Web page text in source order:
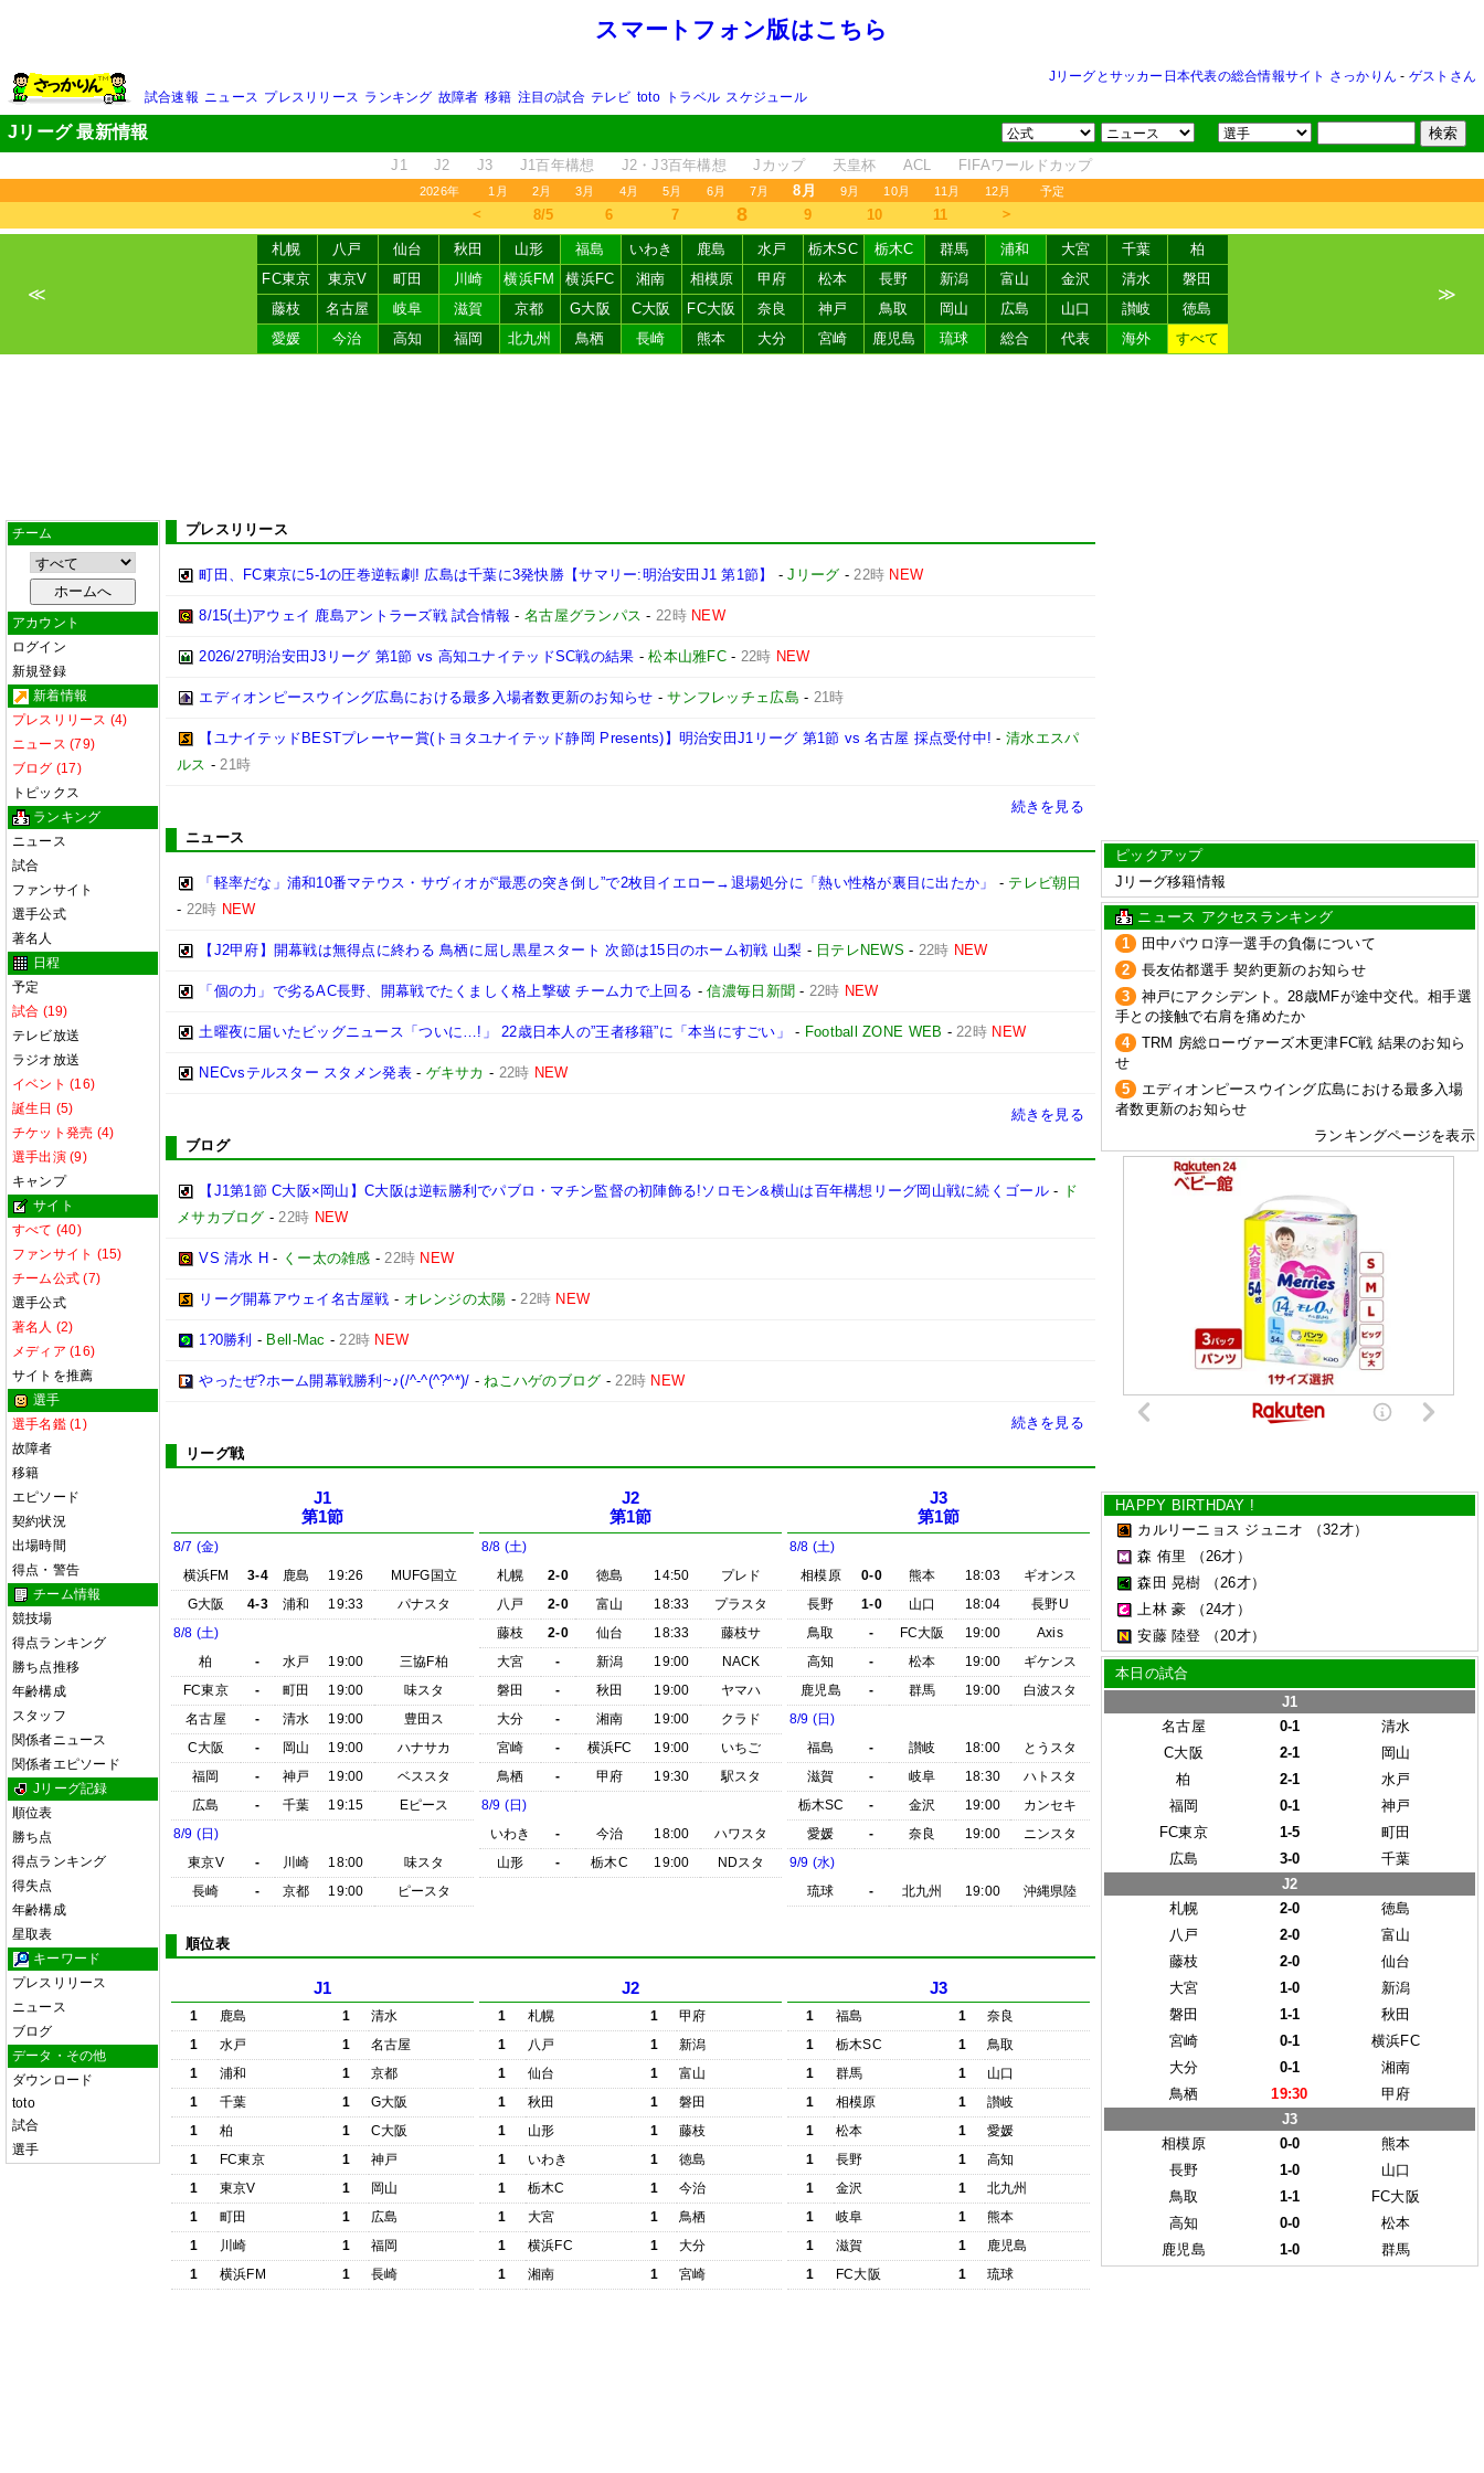
スマートフォン版はこちら
Jリーグとサッカー日本代表の総合情報サイト さっかりん - ゲストさん
試合速報 ニュース プレスリリース ランキング 故障者 移籍 注目の試合 テレビ toto トラベル スケジュール
Jリーグ 最新情報
J1 J2 J3 J1百年構想 J2・J3百年構想 Jカップ 天皇杯 ACL FIFAワールドカップ
2026年 1月 2月 3月 4月 5月 6月 7月 8月 9月 10月 11月 12月 予定
＜ 8/5 6 7 8 9 10 11 ＞
≪
札幌 八戸 仙台 秋田 山形 福島 いわき 鹿島 水戸 栃木SC 栃木C 群馬 浦和 大宮 千葉
柏
FC東京
東京V 町田 川崎 横浜FM 横浜FC 湘南 相模原 甲府 松本 長野 新潟 富山 金沢 清水
磐田
藤枝
名古屋 岐阜 滋賀 京都 G大阪 C大阪 FC大阪 奈良 神戸 鳥取 岡山 広島 山口 讃岐
徳島
愛媛
今治 高知 福岡 北九州 鳥栖 長崎 熊本 大分 宮崎 鹿児島 琉球 総合 代表 海外 すべて
≫
チーム
アカウント
ログイン
新規登録
新着情報
プレスリリース (4)
ニュース (79)
ブログ (17)
トピックス
ランキング
ニュース
試合
ファンサイト
選手公式
著名人
日程
予定
試合 (19)
テレビ放送
ラジオ放送
イベント (16)
誕生日 (5)
チケット発売 (4)
選手出演 (9)
キャンプ
サイト
すべて (40)
ファンサイト (15)
チーム公式 (7)
選手公式
著名人 (2)
メディア (16)
サイトを推薦
選手
選手名鑑 (1)
故障者
移籍
エピソード
契約状況
出場時間
得点・警告
チーム情報
競技場
得点ランキング
勝ち点推移
年齢構成
スタッフ
関係者ニュース
関係者エピソード
Jリーグ記録
順位表
勝ち点
得点ランキング
得失点
年齢構成
星取表
キーワード
プレスリリース
ニュース
ブログ
データ・その他
ダウンロード
toto
試合
選手
プレスリリース
町田、FC東京に5-1の圧巻逆転劇! 広島は千葉に3発快勝【サマリー:明治安田J1 第1節】 -Jリーグ -22時 NEW
8/15(土)アウェイ 鹿島アントラーズ戦 試合情報 -名古屋グランパス - 22時 NEW
2026/27明治安田J3リーグ 第1節 vs 高知ユナイテッドSC戦の結果 -松本山雅FC- 22時 NEW
エディオンピースウイング広島における最多入場者数更新のお知らせ -サンフレッチェ広島 - 21時
【ユナイテッドBESTプレーヤー賞(トヨタユナイテッド静岡 Presents)】明治安田J1リーグ 第1節 vs 名古屋 採点受付中! - 清水エスパ
ルス -21時
続きを見る
ニュース
「軽率だな」浦和10番マテウス・サヴィオが“最悪の突き倒し”で2枚目イエロー→退場処分に「熱い性格が裏目に出たか」 - テレビ朝日
- 22時 NEW
【J2甲府】開幕戦は無得点に終わる 鳥栖に屈し黒星スタート 次節は15日のホーム初戦 山梨 - 日テレNEWS - 22時 NEW
「個の力」で劣るAC長野、開幕戦でたくましく格上撃破 チーム力で上回る -信濃毎日新聞 - 22時 NEW
土曜夜に届いたビッグニュース「ついに…!」 22歳日本人の”王者移籍”に「本当にすごい」 - Football ZONE WEB -22時 NEW
NECvsテルスター スタメン発表- ゲキサカ - 22時 NEW
続きを見る
ブログ
【J1第1節 C大阪×岡山】C大阪は逆転勝利でパブロ・マチン監督の初陣飾る!ソロモン&横山は百年構想リーグ岡山戦に続くゴール- ド
メサカブログ -22時 NEW
VS 清水 H - くー太の雑感 -22時 NEW
リーグ開幕アウェイ名古屋戦 - オレンジの太陽 -22時 NEW
1?0勝利 - Bell-Mac -22時 NEW
やったぜ?ホーム開幕戦勝利~♪(/^-^(^?^*)/ -ねこハゲのブログ -22時 NEW
続きを見る
リーグ戦
J1
第1節
8/7 (金)
横浜FM
3-4 鹿島 19:26
MUFG国立
G大阪
4-3 浦和 19:33
パナスタ
8/8 (土)
柏
- 水戸 19:00
三協F柏
FC東京
- 町田 19:00
味スタ
名古屋
- 清水 19:00
豊田ス
C大阪
- 岡山 19:00
ハナサカ
福岡
- 神戸 19:00
ベススタ
広島
- 千葉 19:15
Eピース
8/9 (日)
東京V
- 川崎 18:00
味スタ
長崎
- 京都 19:00 ピースタ
J2
第1節
8/8 (土)
札幌
2-0 徳島 14:50
プレド
八戸
2-0 富山 18:33
プラスタ
藤枝
2-0 仙台 18:33
藤枝サ
大宮
- 新潟 19:00
NACK
磐田
- 秋田 19:00
ヤマハ
大分
- 湘南 19:00
クラド
宮崎
- 横浜FC 19:00
いちご
鳥栖
- 甲府 19:30
駅スタ
8/9 (日)
いわき
- 今治 18:00
ハワスタ
山形
- 栃木C 19:00 NDスタ
J3
第1節
8/8 (土)
相模原
0-0 熊本 18:03
ギオンス
長野
1-0 山口 18:04
長野U
鳥取
- FC大阪 19:00
Axis
高知
- 松本 19:00
ギケンス
鹿児島
- 群馬 19:00
白波スタ
8/9 (日)
福島
- 讃岐 18:00
とうスタ
滋賀
- 岐阜 18:30
ハトスタ
栃木SC
- 金沢 19:00
カンセキ
愛媛
- 奈良 19:00
ニンスタ
9/9 (水)
琉球
- 北九州 19:00 沖縄県陸
順位表
J1
1 鹿島 1
清水
1
水戸 1
名古屋
1
浦和 1
京都
1
千葉 1
G大阪
1
柏 1
C大阪
1
FC東京 1
神戸
1
東京V 1
岡山
1
町田 1
広島
1
川崎 1
福岡
1
横浜FM 1 長崎
J2
1 札幌 1
甲府
1
八戸 1
新潟
1
仙台 1
富山
1
秋田 1
磐田
1
山形 1
藤枝
1
いわき 1
徳島
1
栃木C 1
今治
1
大宮 1
鳥栖
1
横浜FC 1
大分
1
湘南 1 宮崎
J3
1 福島 1
奈良
1
栃木SC 1
鳥取
1
群馬 1
山口
1
相模原 1
讃岐
1
松本 1
愛媛
1
長野 1
高知
1
金沢 1
北九州
1
岐阜 1
熊本
1
滋賀 1
鹿児島
1
FC大阪 1 琉球
ピックアップ
Jリーグ移籍情報
ニュース アクセスランキング
1
田中パウロ淳一選手の負傷について
2
長友佑都選手 契約更新のお知らせ
3
神戸にアクシデント。28歳MFが途中交代。相手選
手との接触で右肩を痛めたか
4
TRM 房総ローヴァーズ木更津FC戦 結果のお知ら
せ
5
エディオンピースウイング広島における最多入場
者数更新のお知らせ
ランキングページを表示
HAPPY BIRTHDAY !
カルリーニョス ジュニオ
（32才）
森 侑里
（26才）
森田 晃樹
（26才）
上林 豪
（24才）
安藤 陸登
（20才）
本日の試合
J1
名古屋
0-1
清水
C大阪
2-1
岡山
柏
2-1
水戸
福岡
0-1
神戸
FC東京
1-5
町田
広島
3-0
千葉
J2
札幌
2-0
徳島
八戸
2-0
富山
藤枝
2-0
仙台
大宮
1-0
新潟
磐田
1-1
秋田
宮崎
0-1
横浜FC
大分
0-1
湘南
鳥栖
19:30
甲府
J3
相模原
0-0
熊本
長野
1-0
山口
鳥取
1-1
FC大阪
高知
0-0
松本
鹿児島
1-0 群馬